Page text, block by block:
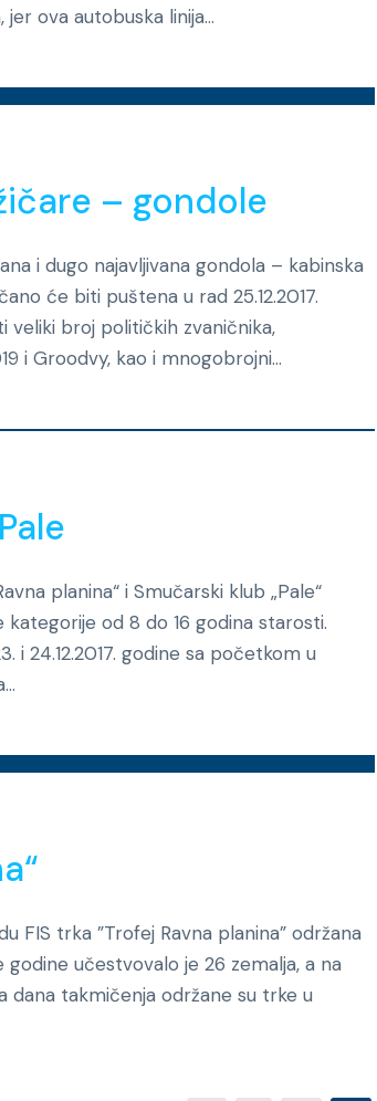
ova autobuska linija...
– gondole
i dugo najavljivana gondola – kabinska
će biti puštena u rad 25.12.2017.
veliki broj političkih zvaničnika,
i Groodvy, kao i mnogobrojni...
planina“ i Smučarski klub „Pale“
od 8 do 16 godina starosti.
i 24.12.2017. godine sa početkom u
FIS trka ”Trofej Ravna planina” održana
godine učestvovalo je 26 zemalja, a na
dana takmičenja održane su trke u